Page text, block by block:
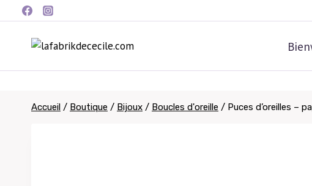
au
contenu
Accueil / Boutique / Bijoux / Boucles d'oreille / Puces d’oreilles –